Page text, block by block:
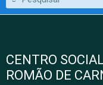
CENTRO
ROMÃO DE